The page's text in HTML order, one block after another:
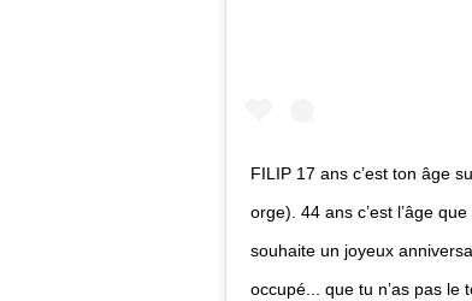
FILIP 17 ans c’est ton âge
orge). 44 ans c’est l’âge
souhaite un joyeux
occupé... que tu n’as pas le